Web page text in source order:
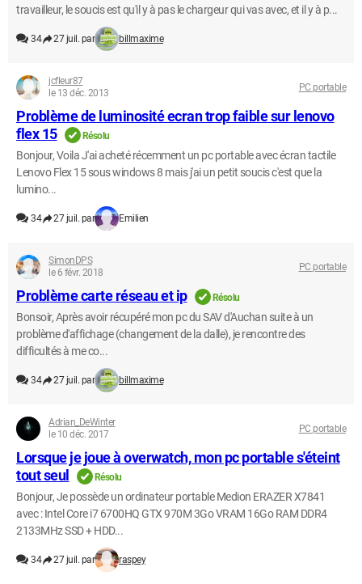
travailleur, le soucis est qu'il y à pas le chargeur qui vas avec, et il y à p...
34 27 juil. par billmaxime
jcfleur87
le 13 déc. 2013
PC portable
Problème de luminosité ecran trop faible sur lenovo
flex 15
Résolu
Bonjour, Voila J'ai acheté récemment un pc portable avec écran tactile
Lenovo Flex 15 sous windows 8 mais j'ai un petit soucis c'est que la
lumino...
34 27 juil. par Emilien
SimonDPS
le 6 févr. 2018
PC portable
Problème carte réseau et ip Résolu
Bonsoir, Après avoir récupéré mon pc du SAV d'Auchan suite à un
problème d'affichage (changement de la dalle), je rencontre des
difficultés à me co...
34 27 juil. par billmaxime
Adrian_DeWinter
le 10 déc. 2017
PC portable
Lorsque je joue à overwatch, mon pc portable s'éteint
tout seul
Résolu
Bonjour, Je possède un ordinateur portable Medion ERAZER X7841
avec : Intel Core i7 6700HQ GTX 970M 3Go VRAM 16Go RAM DDR4
2133MHz SSD + HDD...
34 27 juil. par raspey